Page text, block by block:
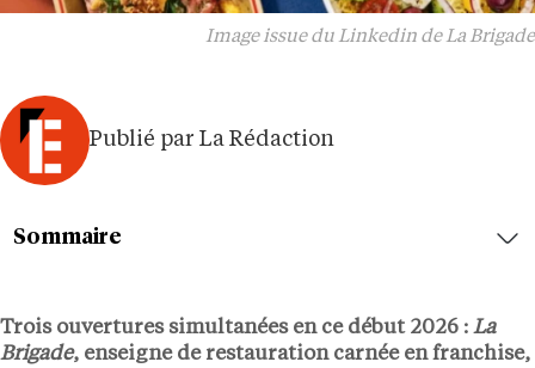
Image issue du Linkedin de La Brigade
Publié par La Rédaction
Trois ouvertures simultanées en ce début 2026 : La
Brigade, enseigne de restauration carnée en franchise,
Sommaire